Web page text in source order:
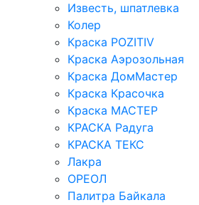
Известь, шпатлевка
Колер
Краска POZITIV
Краска Аэрозольная
Краска ДомМастер
Краска Красочка
Краска МАСТЕР
КРАСКА Радуга
КРАСКА ТЕКС
Лакра
ОРЕОЛ
Палитра Байкала